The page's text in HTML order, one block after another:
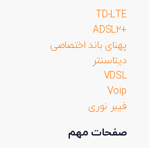
TD-LTE
+ADSL2
پهنای باند اختصاصی
دیتاسنتر
VDSL
Voip
فیبر نوری
صفحات مهم